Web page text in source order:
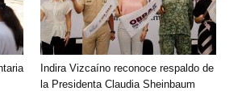
Indira Vizcaíno reconoce respaldo de
la Presidenta Claudia Sheinbaum